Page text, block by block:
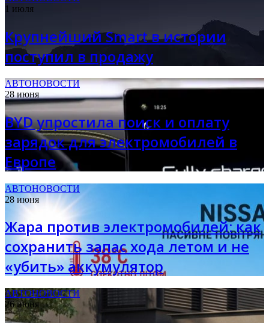
1 июля
Крупнейший Smart в истории
поступил в продажу
АВТОНОВОСТИ
28 июня
BYD упростила поиск и оплату
зарядок для электромобилей в
Европе
АВТОНОВОСТИ
28 июня
Жара против электромобилей: как
сохранить запас хода летом и не
«убить» аккумулятор
АВТОНОВОСТИ
26 июня